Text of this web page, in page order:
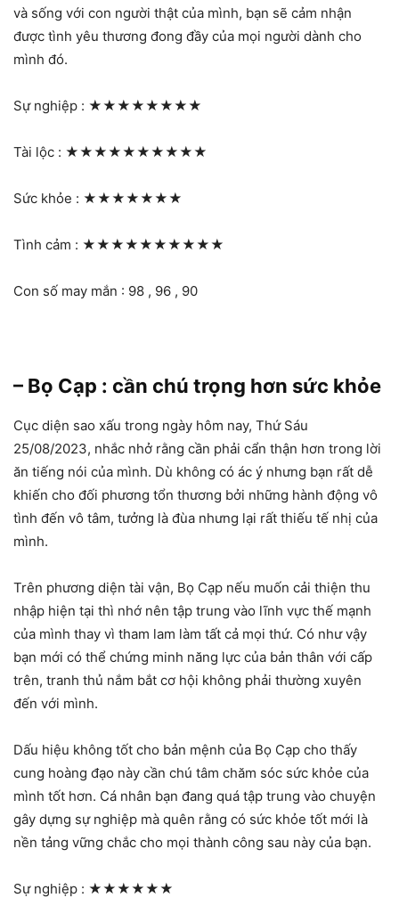
và sống với con người thật của mình, bạn sẽ cảm nhận
được tình yêu thương đong đầy của mọi người dành cho
mình đó.
Sự nghiệp : ★★★★★★★★
Tài lộc : ★★★★★★★★★★
Sức khỏe : ★★★★★★★
Tình cảm : ★★★★★★★★★★
Con số may mắn : 98 , 96 , 90
– Bọ Cạp : cần chú trọng hơn sức khỏe
Cục diện sao xấu trong ngày hôm nay, Thứ Sáu
25/08/2023, nhắc nhở rằng cần phải cẩn thận hơn trong lời
ăn tiếng nói của mình. Dù không có ác ý nhưng bạn rất dễ
khiến cho đối phương tổn thương bởi những hành động vô
tình đến vô tâm, tưởng là đùa nhưng lại rất thiếu tế nhị của
mình.
Trên phương diện tài vận, Bọ Cạp nếu muốn cải thiện thu
nhập hiện tại thì nhớ nên tập trung vào lĩnh vực thế mạnh
của mình thay vì tham lam làm tất cả mọi thứ. Có như vậy
bạn mới có thể chứng minh năng lực của bản thân với cấp
trên, tranh thủ nắm bắt cơ hội không phải thường xuyên
đến với mình.
Dấu hiệu không tốt cho bản mệnh của Bọ Cạp cho thấy
cung hoàng đạo này cần chú tâm chăm sóc sức khỏe của
mình tốt hơn. Cá nhân bạn đang quá tập trung vào chuyện
gây dựng sự nghiệp mà quên rằng có sức khỏe tốt mới là
nền tảng vững chắc cho mọi thành công sau này của bạn.
Sự nghiệp : ★★★★★★